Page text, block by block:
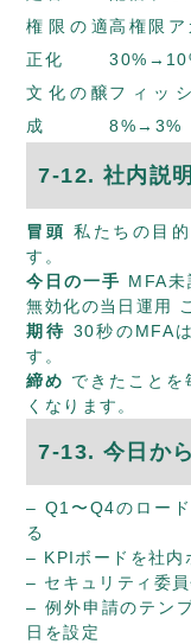
権限の適
正化
高権限
文化の醸
成
フィッ
8%→3%
7-12. 社内説
冒頭 私たちの目的
す。
今日の一手 MFA
無効化の当日運用
期待 30秒のMFA
す。
締め できたことを
くなります。
7-13. 今日か
– Q1〜Q4のロー
る
– KPIボードを社内
– セキュリティ委
– 例外申請のテン
日を設定